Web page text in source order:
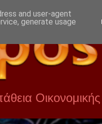
and user-agent
generate usage